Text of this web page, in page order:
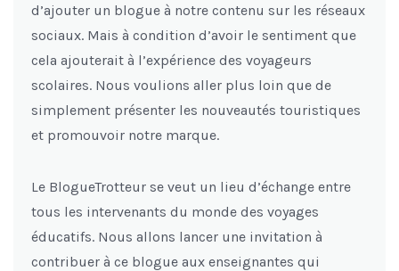
d’ajouter un blogue à notre contenu sur les réseaux
sociaux. Mais à condition d’avoir le sentiment que
cela ajouterait à l’expérience des voyageurs
scolaires. Nous voulions aller plus loin que de
simplement présenter les nouveautés touristiques
et promouvoir notre marque.
Le BlogueTrotteur se veut un lieu d’échange entre
tous les intervenants du monde des voyages
éducatifs. Nous allons lancer une invitation à
contribuer à ce blogue aux enseignantes qui